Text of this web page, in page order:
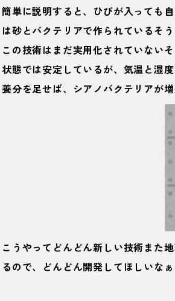
簡単に説明すると、 ひびが入っても
は砂とバクテリアで作られているそう
この技術はまだ実用化されていないそ
状態では安定しているが、気温と湿
養分を足せば、シアノバクテリアが
こうやってどんどん新しい技術また
るので、どんどん開発してほしいなぁ